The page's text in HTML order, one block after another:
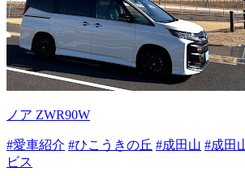
ノア ZWR90W
#愛車紹介 #ひこうきの丘 #成田山 #成田
ビス